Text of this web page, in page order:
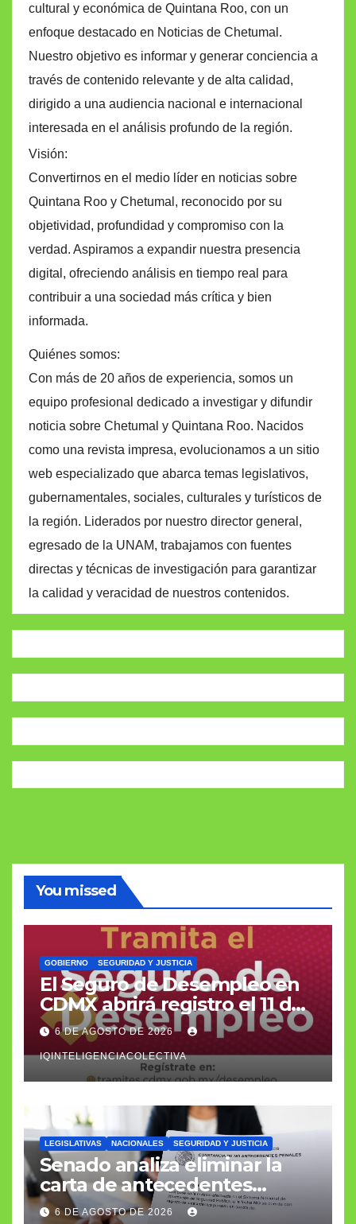
cultural y económica de Quintana Roo, con un
enfoque destacado en Noticias de Chetumal.
Nuestro objetivo es informar y generar conciencia a
través de contenido relevante y de alta calidad,
dirigido a una audiencia nacional e internacional
interesada en el análisis profundo de la región.
Visión:
Convertirnos en el medio líder en noticias sobre
Quintana Roo y Chetumal, reconocido por su
objetividad, profundidad y compromiso con la
verdad. Aspiramos a expandir nuestra presencia
digital, ofreciendo análisis en tiempo real para
contribuir a una sociedad más crítica y bien
informada.
Quiénes somos:
Con más de 20 años de experiencia, somos un
equipo profesional dedicado a investigar y difundir
noticia sobre Chetumal y Quintana Roo. Nacidos
como una revista impresa, evolucionamos a un sitio
web especializado que abarca temas legislativos,
gubernamentales, sociales, culturales y turísticos de
la región. Liderados por nuestro director general,
egresado de la UNAM, trabajamos con fuentes
directas y técnicas de investigación para garantizar
la calidad y veracidad de nuestros contenidos.
You missed
GOBIERNO SEGURIDAD Y JUSTICIA
El Seguro de Desempleo en
CDMX abrirá registro el 11 de
agosto con apoyo de 3 mil
566 pesos
6 DE AGOSTO DE 2026
IQINTELIGENCIACOLECTIVA
LEGISLATIVAS NACIONALES SEGURIDAD Y JUSTICIA
Senado analiza eliminar la
carta de antecedentes
penales como requisito
6 DE AGOSTO DE 2026